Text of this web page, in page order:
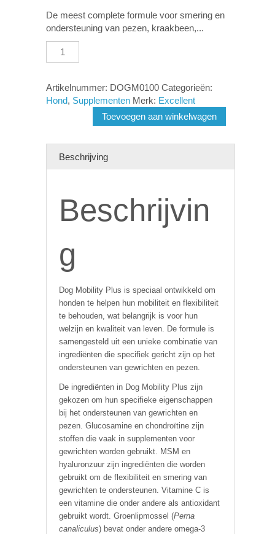
De meest complete formule voor smering en
ondersteuning van pezen, kraakbeen,...
Excellent
Pets
Mobility+
aantal
Artikelnummer: DOGM0100 Categorieën:
Hond, Supplementen Merk: Excellent
Toevoegen aan winkelwagen
Beschrijving
Beschrijvin
g
Dog Mobility Plus is speciaal ontwikkeld om
honden te helpen hun mobiliteit en flexibiliteit
te behouden, wat belangrijk is voor hun
welzijn en kwaliteit van leven. De formule is
samengesteld uit een unieke combinatie van
ingrediënten die specifiek gericht zijn op het
ondersteunen van gewrichten en pezen.
De ingrediënten in Dog Mobility Plus zijn
gekozen om hun specifieke eigenschappen
bij het ondersteunen van gewrichten en
pezen. Glucosamine en chondroïtine zijn
stoffen die vaak in supplementen voor
gewrichten worden gebruikt. MSM en
hyaluronzuur zijn ingrediënten die worden
gebruikt om de flexibiliteit en smering van
gewrichten te ondersteunen. Vitamine C is
een vitamine die onder andere als antioxidant
gebruikt wordt. Groenlipmossel (Perna
canaliculus) bevat onder andere omega-3